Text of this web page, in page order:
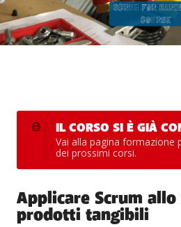
IL CORSO SI È GIÀ
Vai alla pagina formazione
dei prossimi corsi.
Applicare Scrum
prodotti tangibili